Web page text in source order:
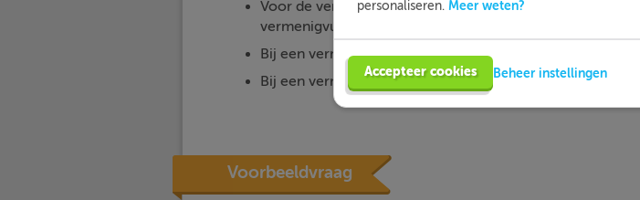
Voor de vermenigvuldigingsfactor van een totale toe- of
vermenigvuldigingsfactoren met elkaar
Bij een vermenigvuldigingsfactor van 1,1 hoort een
Bij een vermenigvuldigingsfactor van 0,9 hoort een
Voorbeeldvraag
personaliseren. Meer weten?
Accepteer cookies Beheer instellingen